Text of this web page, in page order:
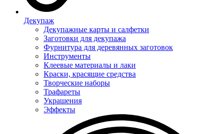
Декупаж
Декупажные карты и салфетки
Заготовки для декупажа
Фурнитура для деревянных заготовок
Инструменты
Клеевые материалы и лаки
Краски, красящие средства
Творческие наборы
Трафареты
Украшения
Эффекты